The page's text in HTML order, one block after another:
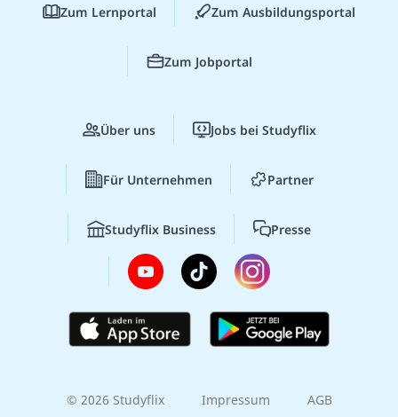
Zum Lernportal Zum Ausbildungsportal
Zum Jobportal
Über uns Jobs bei Studyflix
Für Unternehmen Partner
Studyflix Business Presse
© 2026 Studyflix Impressum AGB